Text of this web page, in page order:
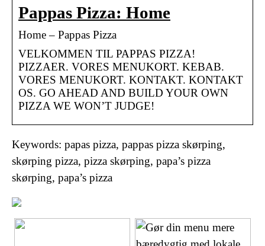
Pappas Pizza: Home
Home – Pappas Pizza
VELKOMMEN TIL PAPPAS PIZZA!
PIZZAER. VORES MENUKORT. KEBAB.
VORES MENUKORT. KONTAKT. KONTAKT
OS. GO AHEAD AND BUILD YOUR OWN
PIZZA WE WON’T JUDGE!
Keywords: papas pizza, pappas pizza skørping,
skørping pizza, pizza skørping, papa’s pizza
skørping, papa’s pizza